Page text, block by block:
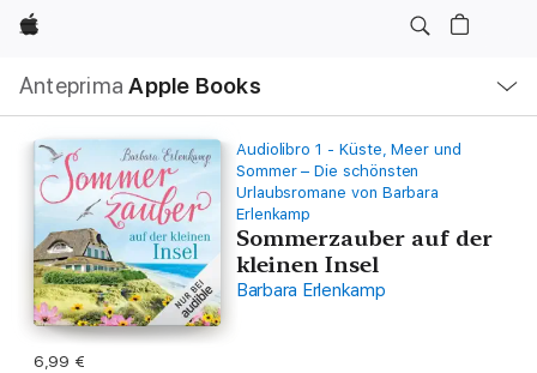
Apple
Anteprima Apple Books
locale
Apri
Menu
Audiolibro 1 - Küste, Meer und
Sommer – Die schönsten
Urlaubsromane von Barbara
Erlenkamp
Sommerzauber auf der
kleinen Insel
Barbara Erlenkamp
6,99 €